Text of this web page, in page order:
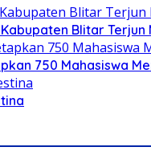
Blitar Terjun
750 Mahasiswa